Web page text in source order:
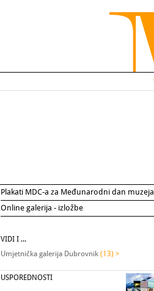
Plakati MDC-a za Međunarodni dan muzeja
Online galerija - izložbe
VIDI I ...
Umjetnička galerija Dubrovnik (13) >
USPOREDNOSTI